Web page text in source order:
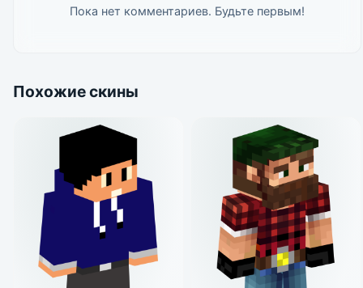
Пока нет комментариев. Будьте первым!
Похожие скины